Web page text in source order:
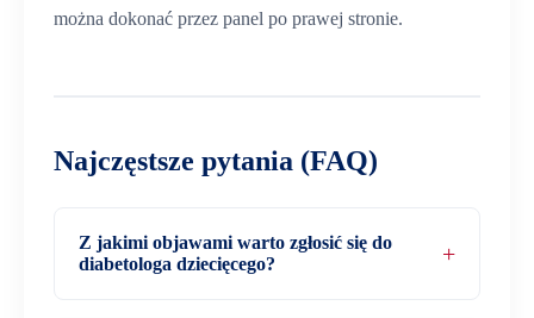
można dokonać przez panel po prawej stronie.
Najczęstsze pytania (FAQ)
Z jakimi objawami warto zgłosić się do
diabetologa dziecięcego?